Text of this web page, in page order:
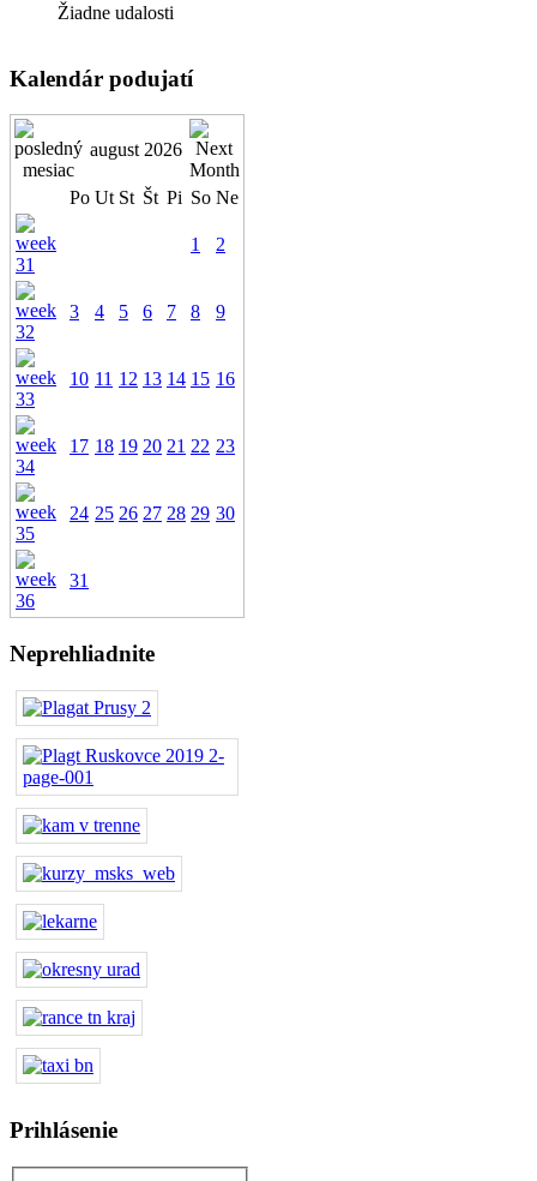
Žiadne udalosti
Kalendár podujatí
august 2026
Po Ut St Št Pi So Ne
1 2
3 4 5 6 7 8 9
10 11 12 13 14 15 16
17 18 19 20 21 22 23
24 25 26 27 28 29 30
31
Neprehliadnite
Prihlásenie